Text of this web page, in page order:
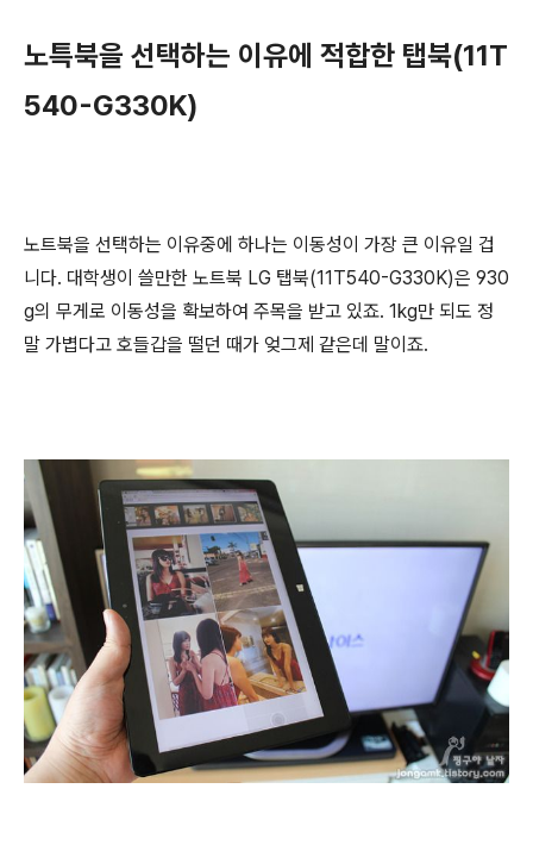
노특북을 선택하는 이유에 적합한 탭북(11T
540-G330K)
노트북을 선택하는 이유중에 하나는 이동성이 가장 큰 이유일 겁
니다. 대학생이 쓸만한 노트북 LG 탭북(11T540-G330K)은 930
g의 무게로 이동성을 확보하여 주목을 받고 있죠. 1kg만 되도 정
말 가볍다고 호들갑을 떨던 때가 엊그제 같은데 말이죠.